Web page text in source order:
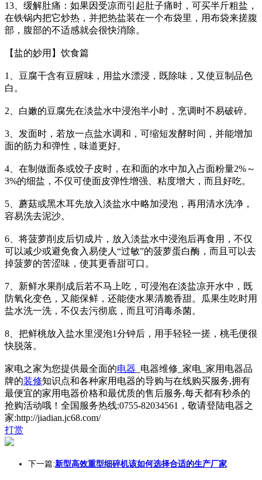
13、缓解肚痛：如果因受凉而引起肚子痛时，可买半斤粗盐，
在铁锅内把它炒热，并把热盐装在一个布袋里，用布袋来搓腹
部，腹部的不适感就会很快消除。
【盐的妙用】饮食篇
1、豆腐干含有豆腥味，用盐水漂浸，既除味，又使豆制品色
白。
2、白嫩的豆腐先在淡盐水中浸泡半小时，烹调时不易破碎。
3、发面时，若放一点盐水调和，可缩短发酵时间，并能增加
面的筋力和弹性，味道更好。
4、在制做面条或饺子皮时，在和面的水中加入占面粉量2%～
3%的细盐，不仅可使面皮弹性增强、粘度增大，而且好吃。
5、蘑菇或黑木耳先放入淡盐水中略加浸泡，再用清水洗净，
容易洗去泥沙。
6、将菠萝削皮后切成片，放入淡盐水中浸泡后再食用，不仅
可以减少或避免食入易使人“过敏”的菠萝蛋白酶，而且可以去
掉菠萝的苦涩味，使其更香甜可口。
7、新鲜水果削成后若不马上吃，可浸泡在淡盐凉开水中，既
防氧化变色，又能保鲜，还能使水果清脆香甜。瓜果生吃时用
盐水洗一洗，不仅去污彻底，而且可消毒杀菌。
8、把鲜桃放入盐水里浸泡1分钟后，用手轻轻一搓，桃毛便很
快脱落。
家电之家为您提供最全面的电器 _电器维修_家电_家用电器品
牌的装修知识点和各种家用电器的导购与在线购买服务,拥有
最便宜的家用电器价格和最优质的售后服务,每天都有秒杀的
抢购活动哦！全国服务热线:0755-82034561，敬请登陆电器之
家:http://jiadian.jc68.com/
打赏
下一篇:新型高效重型细碎机该如何选择合适的生产厂家